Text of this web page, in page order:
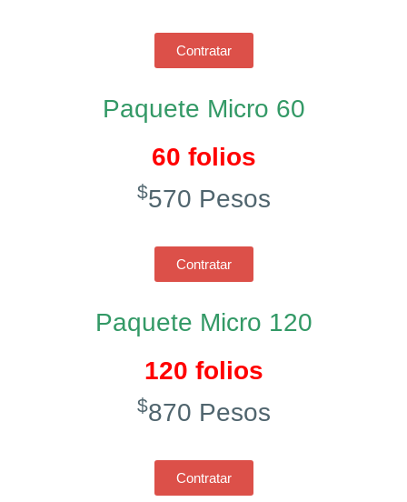
Contratar
Paquete Micro 60
60 folios
$570 Pesos
Contratar
Paquete Micro 120
120 folios
$870 Pesos
Contratar